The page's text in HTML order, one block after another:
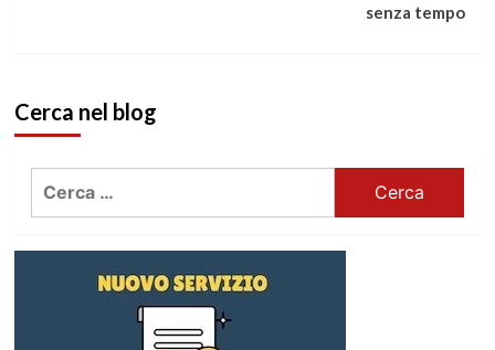
senza tempo
Cerca nel blog